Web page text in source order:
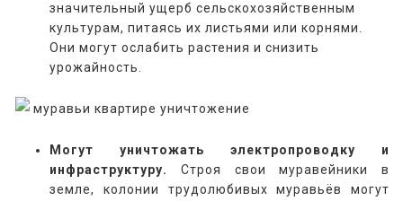
значительный ущерб сельскохозяйственным
культурам, питаясь их листьями или корнями.
Они могут ослабить растения и снизить
урожайность.
Могут уничтожать электропроводку и
инфраструктуру.
Строя свои муравейники в
земле, колонии трудолюбивых муравьёв могут